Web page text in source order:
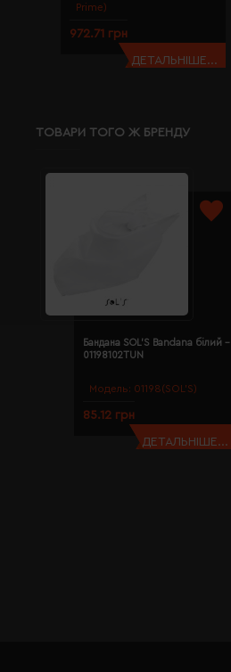
Prime)
972.71 грн
ДЕТАЛЬНІШЕ...
ТОВАРИ ТОГО Ж БРЕНДУ
Модель: 01198(SOL’S)
Бандана SOL'S Bandana білий -
01198102TUN
85.12 грн
ДЕТАЛЬНІШЕ...